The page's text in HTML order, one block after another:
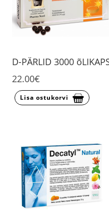
D-PÄRLID 3000
22.00€
Lisa ostukorvi